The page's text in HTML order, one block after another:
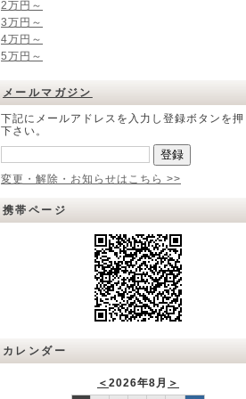
2万円～
3万円～
4万円～
5万円～
メールマガジン
下記にメールアドレスを入力し登録ボタンを
下さい。
変更・解除・お知らせはこちら >>
携帯ページ
カレンダー
＜ 2026年8月 ＞